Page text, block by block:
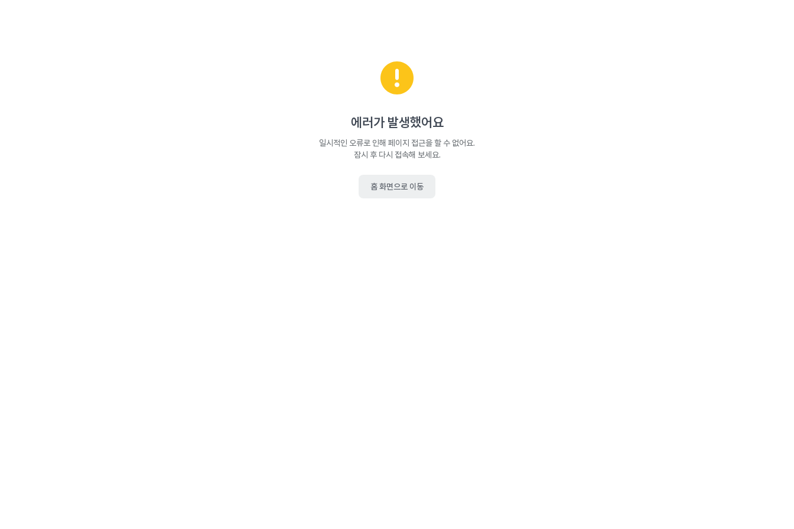
에러가 발생했어요
일시적인 오류로 인해 페이지 접근을 할 수 없어요.
잠시 후 다시 접속해 보세요.
홈 화면으로 이동